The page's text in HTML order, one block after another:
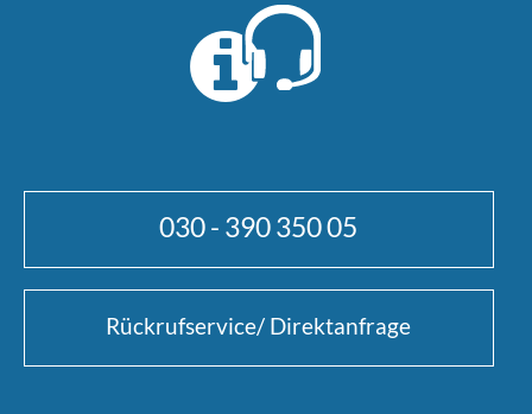
030 - 390 350 05
Rückrufservice/ Direktanfrage